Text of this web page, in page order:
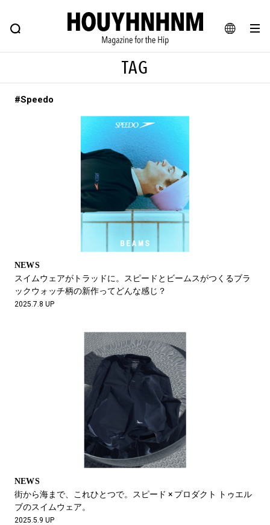
JA
FEATURE BLOG SNAP
ヒップなファッション、カルチャー、ライフスタイルWEBマガジン
#SHOPPING ADDICT #憧れの逸品
#ESSENTIAL DESIGNS #古着サミット
#マイナーグッド図鑑
#路地裏てぃーん。 #MONTHLY JOURNAL
#GH 銘品の所以 #フイナムのYouTube
#FOCUS IT
#FASHION #MUSIC
#LIFESTYLE
#SPORTS #HANDSOME HANDBOOK
TAG
#Speedo
NEWS
スイムウェアがトラッドに。スピードとビームスがつくるブラ
ックウォッチ柄の新作ってどんな感じ？
2025.7.8 UP
NEWS
街から海まで、これひとつで。スピード × プロダクト トゥエル
ブのスイムウェア。
2025.5.9 UP